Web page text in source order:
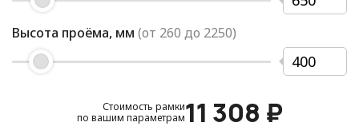
Высота проёма, мм (от 260 до 2250)
Стоимость рамки
по вашим параметрам11 308 ₽